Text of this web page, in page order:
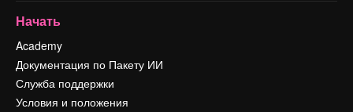
Начать
Academy
Документация по Пакету ИИ
Служба поддержки
Условия и положения